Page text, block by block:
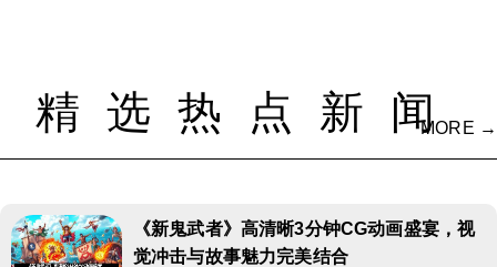
精选热点新闻
MORE →
《新鬼武者》高清晰3分钟CG动画盛宴，视
觉冲击与故事魅力完美结合